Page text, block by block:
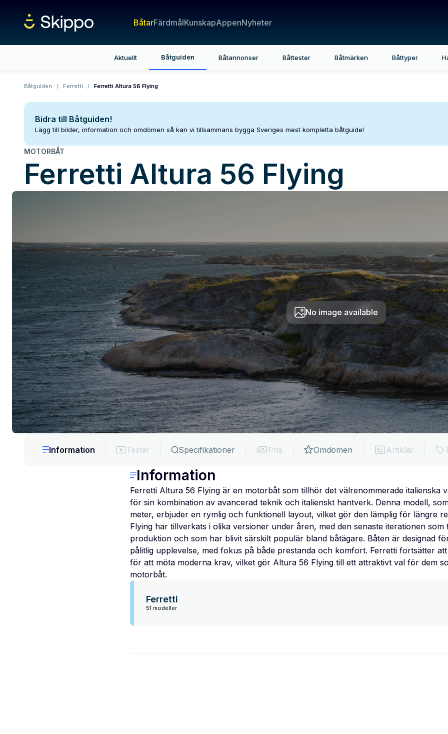
BåtarFärdmålKunskapAppenNyheter
Aktuellt Båtguiden Båtannonser Båttester Båtmärken Båttyper
Båtguiden / Ferretti / Ferretti Altura 56 Flying
Bidra till Båtguiden!
Lägg till bilder, information och omdömen så kan vi tillsammans bygga Sveriges mest kompletta båtguide!
MOTORBÅT
Ferretti Altura 56 Flying
No image available
Information Tester Specifikationer Pris Omdömen Artiklar
Information
Ferretti Altura 56 Flying är en motorbåt som tillhör det välrenommerade italienska
för sin kombination av avancerad teknik och italienskt hantverk. Denna modell,
meter, erbjuder en rymlig och funktionell layout, vilket gör den lämplig för längre
Flying har tillverkats i olika versioner under åren, med den senaste iterationen
produktion och som har blivit särskilt populär bland båtägare. Båten är designad
pålitlig upplevelse, med fokus på både prestanda och komfort. Ferretti fortsätter
för att möta moderna krav, vilket gör Altura 56 Flying till ett attraktivt val för dem
motorbåt.
Ferretti
51 modeller